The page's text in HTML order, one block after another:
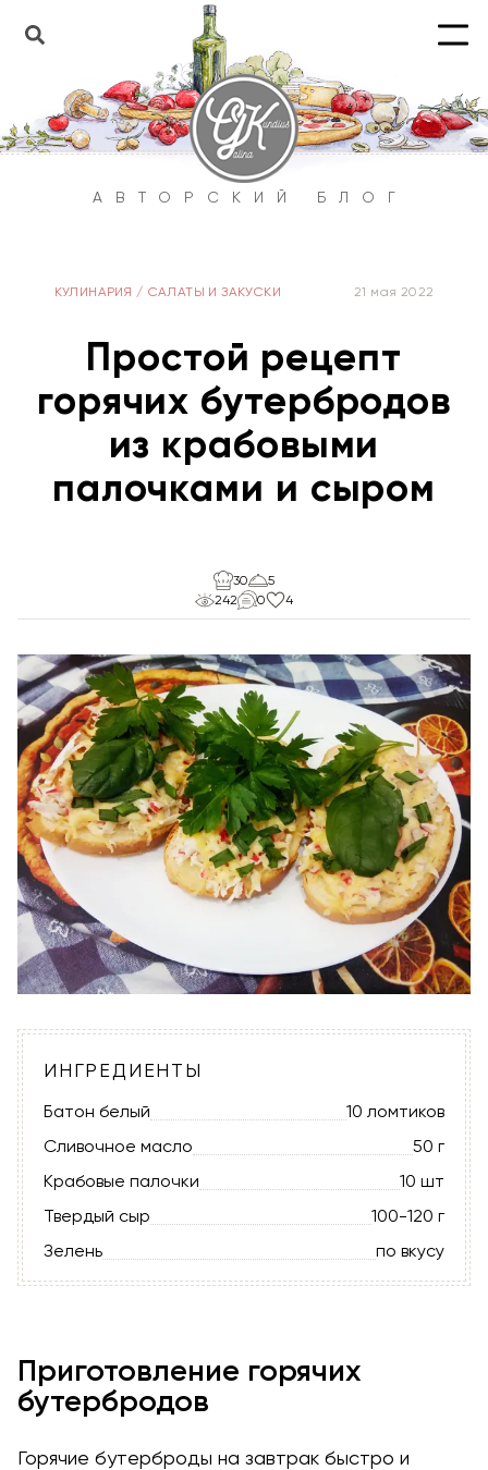
АВТОРСКИЙ БЛОГ
КУЛИНАРИЯ / САЛАТЫ И ЗАКУСКИ 21 мая 2022
Простой рецепт
горячих бутербродов
из крабовыми
палочками и сыром
30
5
242
0 4
ИНГРЕДИЕНТЫ
Батон белый
10 ломтиков
Сливочное масло
50 г
Крабовые палочки
10 шт
Твердый сыр
100-120 г
Зелень
по вкусу
Приготовление горячих
бутербродов
Горячие бутерброды на завтрак быстро и